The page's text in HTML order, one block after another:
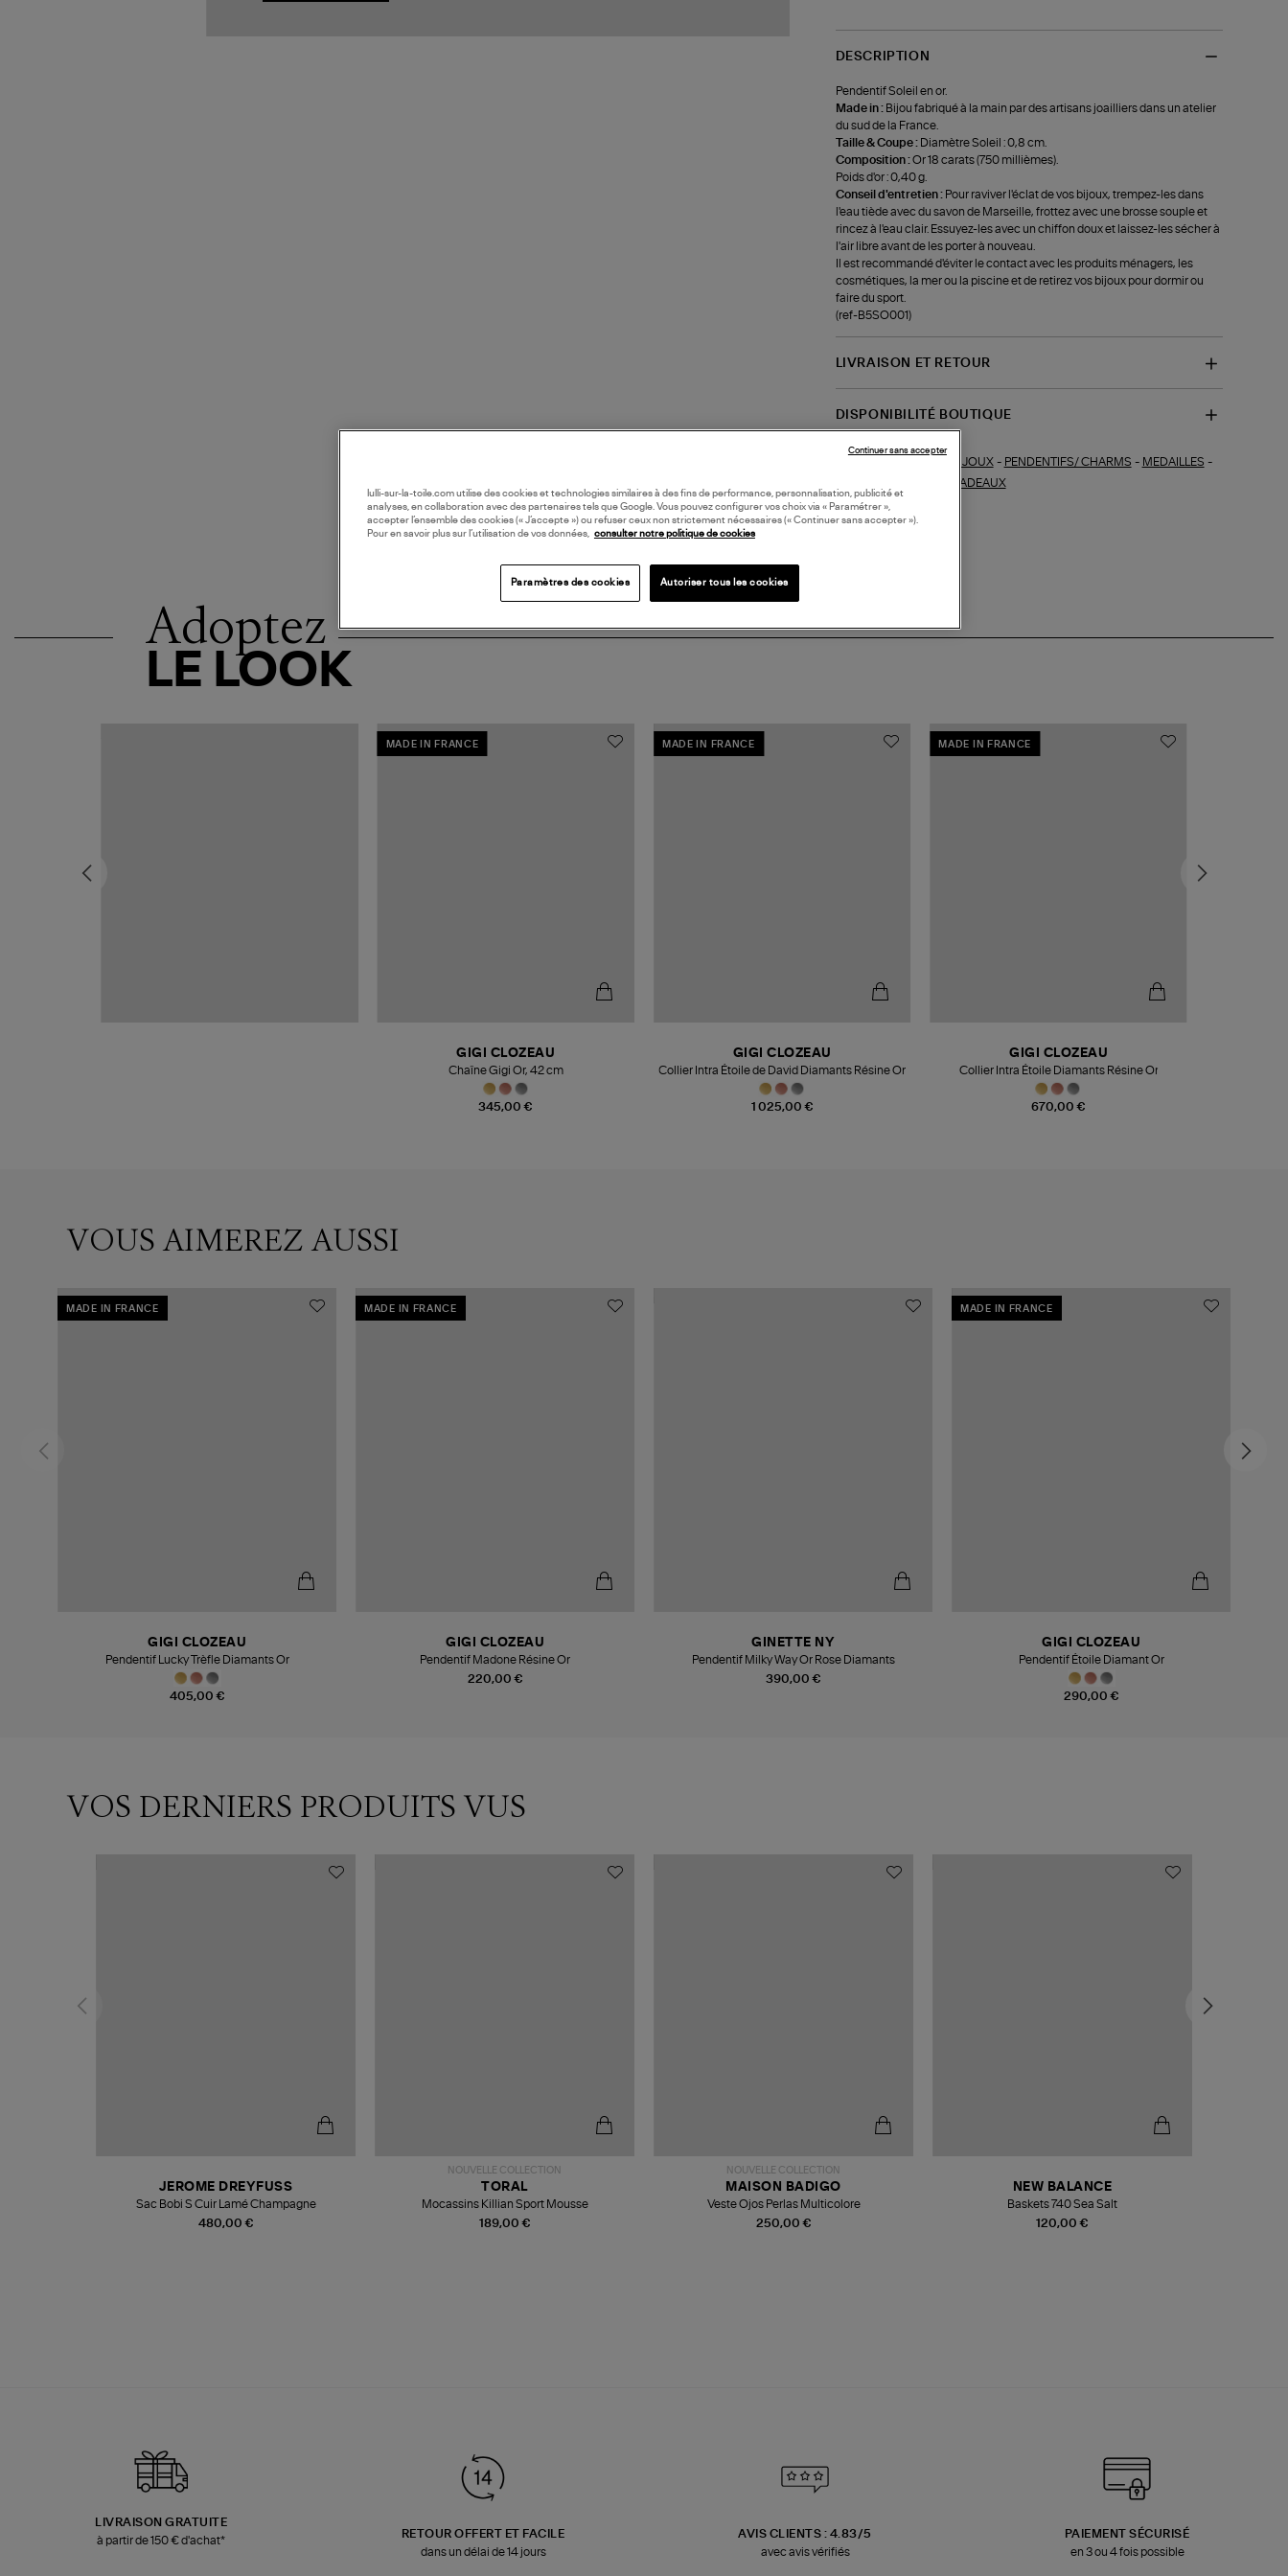
DESCRIPTION
Pendentif Soleil en or.
Made in : Bijou fabriqué à la main par des artisans joailliers dans un atelier
du sud de la France.
Taille & Coupe : Diamètre Soleil : 0,8 cm.
Composition :Or 18 carats (750 millièmes).
Poids d'or : 0,40 g.
Conseil d'entretien : Pour raviver l'éclat de vos bijoux, trempez-les dans
l'eau tiède avec du savon de Marseille, frottez avec une brosse souple et
rincez à l'eau clair. Essuyez-les avec un chiffon doux et laissez-les sécher à
l'air libre avant de les porter à nouveau.
Il est recommandé d'éviter le contact avec les produits ménagers, les
cosmétiques, la mer ou la piscine et de retirez vos bijoux pour dormir ou
faire du sport.
(ref-B5SO001)
LIVRAISON ET RETOUR
DISPONIBILITÉ BOUTIQUE
BIJOUX- PENDENTIFS/ CHARMS - MEDAILLES -
IDEES CADEAUX
Adoptez
LE LOOK
MADE IN FRANCE
345,00 €
GIGI CLOZEAU
Chaîne Gigi Or, 42 cm
MADE IN FRANCE
1 025,00 €
GIGI CLOZEAU
Collier Intra Étoile de David Diamants Résine Or
MADE IN FRANCE
670,00 €
GIGI CLOZEAU
Collier Intra Étoile Diamants Résine Or
VOUS AIMEREZ AUSSI
MADE IN FRANCE
405,00 €
GIGI CLOZEAU
Pendentif Lucky Trèfle Diamants Or
MADE IN FRANCE
220,00 €
GIGI CLOZEAU
Pendentif Madone Résine Or
390,00 €
GINETTE NY
Pendentif Milky Way Or Rose Diamants
MADE IN FRANCE
290,00 €
GIGI CLOZEAU
Pendentif Étoile Diamant Or
VOS DERNIERS PRODUITS VUS
480,00 €
JEROME DREYFUSS
Sac Bobi S Cuir Lamé Champagne
NOUVELLE COLLECTION
189,00 €
TORAL
Mocassins Killian Sport Mousse
NOUVELLE COLLECTION
250,00 €
MAISON BADIGO
Veste Ojos Perlas Multicolore
120,00 €
NEW BALANCE
Baskets 740 Sea Salt
LIVRAISON GRATUITE
à partir de 150 € d'achat*
RETOUR OFFERT ET FACILE
dans un délai de 14 jours
AVIS CLIENTS : 4.83/5
avec avis vérifiés
PAIEMENT SÉCURISÉ
en 3 ou 4 fois possible
lulli-sur-la-toile.com utilise des cookies et technologies similaires à des fins de performance, personnalisation, publicité et
analyses, en collaboration avec des partenaires tels que Google. Vous pouvez configurer vos choix via « Paramétrer »,
accepter l’ensemble des cookies (« J’accepte ») ou refuser ceux non strictement nécessaires (« Continuer sans accepter »).
Pour en savoir plus sur l’utilisation de vos données, consulter notre politique de cookies
Paramètres des cookies Autoriser tous les cookies
Continuer sans accepter